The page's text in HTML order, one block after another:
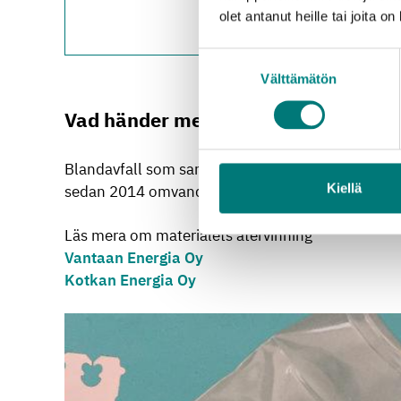
olet antanut heille tai joita
Suostumuksen
Välttämätön
Kiellä
Ekenäs avfallsstation
Vad händer med avfallet?
Blandavfall som samlats in från fastigheter och
sedan 2014 omvandlats till elektricitet och
Läs mera om materialets återvinning
Vantaan Energia Oy
Kotkan Energia Oy